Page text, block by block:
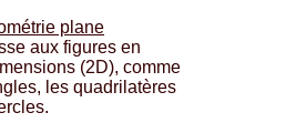
plane
aux figures en
(2D), comme
les quadrilatères